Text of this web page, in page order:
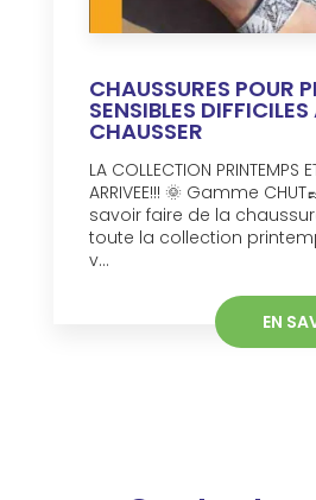
CHAUSSURES POUR
SENSIBLES DIFFICILES
CHAUSSER
LA COLLECTION PRINTEMPS
ARRIVEE!!! 🌞 Gamme
savoir faire de la
toute la collection
v...
EN